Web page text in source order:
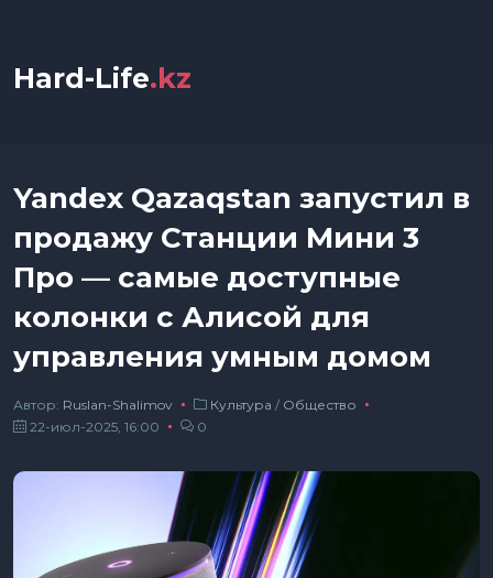
Hard-Life.kz
Yandex Qazaqstan запустил в
продажу Станции Мини 3
Про — самые доступные
колонки с Алисой для
управления умным домом
Автор: Ruslan-Shalimov Культура / Общество
22-июл-2025, 16:00
0